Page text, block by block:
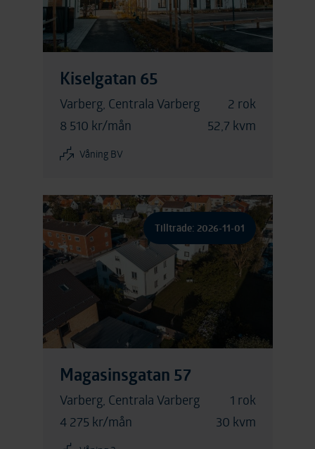
Kiselgatan 65
Varberg, Centrala Varberg
2 rok
8 510 kr/mån
52,7 kvm
Våning BV
Magasinsgatan 57
Tillträde: 2026-11-01
Varberg, Centrala Varberg
1 rok
4 275 kr/mån
30 kvm